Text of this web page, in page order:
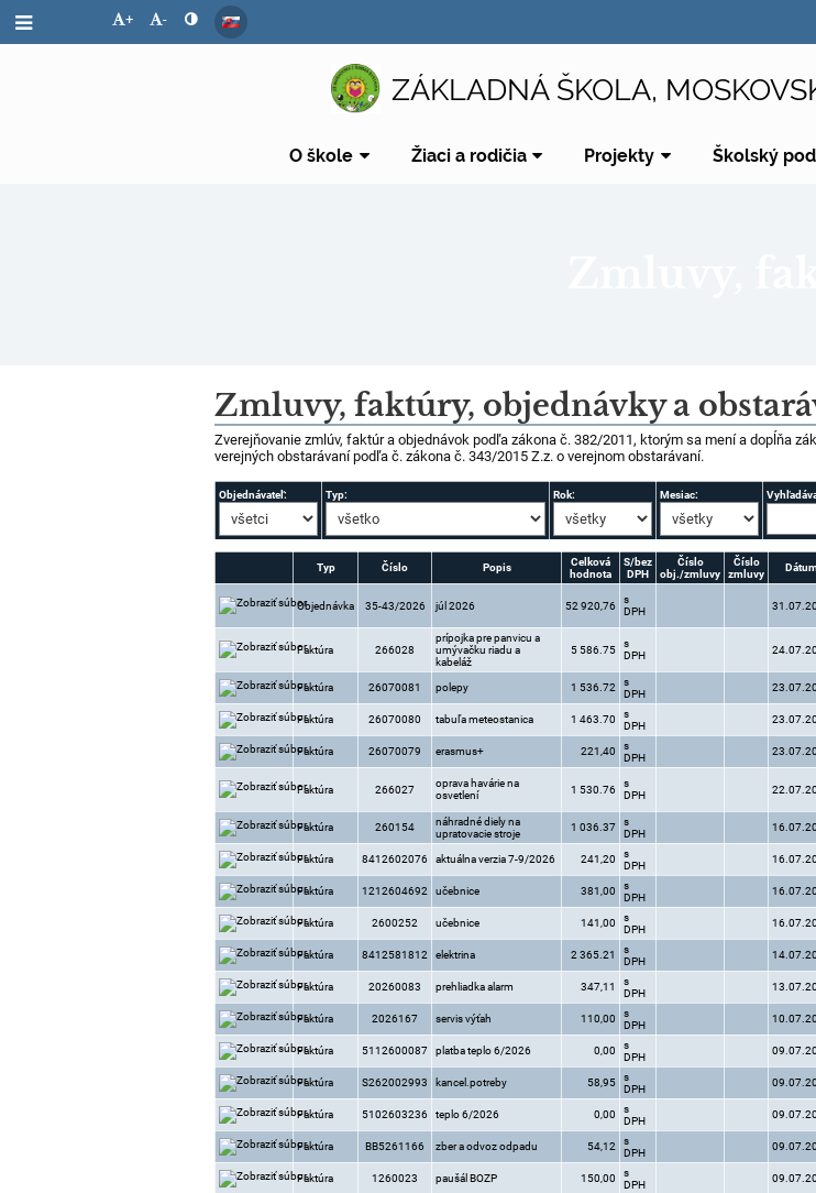
+ -
ZÁKLADNÁ ŠKOLA,
O škole Žiaci a rodičia Projekty Školský
Zmluvy,
faktúry
Zmluvy, faktúry, objednávky a
Zverejňovanie zmlúv, faktúr a objednávok podľa zákona č. 382/2011, ktorým sa mení a dopĺňa
verejných obstarávaní podľa č. zákona č. 343/2015 Z.z. o verejnom obstarávaní.
Objednávateľ: Typ: Rok: Mesiac:
Typ Číslo Popis
Celková
hodnota
S/bez
DPH
Číslo
obj./zmluvy
Číslo
zmluvy
Objednávka 35-43/2026 júl 2026 52 920,76
s
DPH
Faktúra 266028
prípojka pre panvicu a
umývačku riadu a
kabeláž
5 586.75
s
DPH
Faktúra 26070081 polepy 1 536.72
s
DPH
Faktúra 26070080 tabuľa meteostanica 1 463.70
s
DPH
Faktúra 26070079 erasmus+ 221,40
s
DPH
Faktúra 266027
oprava havárie na
osvetlení
1 530.76
s
DPH
Faktúra 260154
náhradné diely na
upratovacie stroje
1 036.37
s
DPH
Faktúra 8412602076 aktuálna verzia 7-9/2026 241,20
s
DPH
Faktúra 1212604692 učebnice 381,00
s
DPH
Faktúra 2600252 učebnice 141,00
s
DPH
Faktúra 8412581812 elektrina 2 365.21
s
DPH
Faktúra 20260083 prehliadka alarm 347,11
s
DPH
Faktúra 2026167 servis výťah 110,00
s
DPH
Faktúra 5112600087 platba teplo 6/2026 0,00
s
DPH
Faktúra S262002993 kancel.potreby 58,95
s
DPH
Faktúra 5102603236 teplo 6/2026 0,00
s
DPH
Faktúra BB5261166 zber a odvoz odpadu 54,12
s
DPH
Faktúra 1260023 paušál BOZP 150,00
s
DPH